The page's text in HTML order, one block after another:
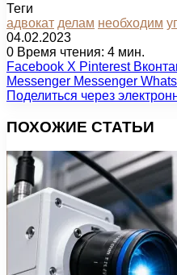
Теги
адвокат делам необходим
04.02.2023
0 Время чтения: 4 мин.
Facebook X Pinterest
Messenger Messenger
Поделиться через
ПОХОЖИЕ СТАТЬИ